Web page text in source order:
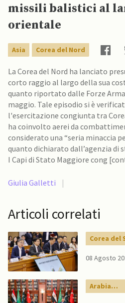
missili balistici al
orientale
Asia Corea del Nord
La Corea del Nord ha lanciato
corto raggio al largo della sua
quanto riportato dalle Forze
maggio. Tale episodio si è
l'esercitazione congiunta tra
ha coinvolto aerei da
considerato una “seria minaccia
quanto dichiarato dall’agenzia di
I Capi di Stato Maggiore cong
Giulia Galletti |
Articoli correlati
Corea del
08 Agosto
Arabia
Saudita